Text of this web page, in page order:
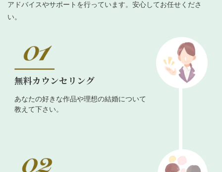
アドバイスやサポートを行っています。安心してお任せくださ
い。
無料カウンセリング
あなたの好きな作品や理想の結婚について
教えて下さい。